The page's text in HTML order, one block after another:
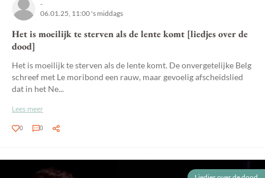
-
06.01.25, 11:00 's middags
Het is moeilijk te sterven als de lente komt [liedjes over de
dood]
Het is moeilijk te sterven als de lente komt. De onvergetelijke Belg
schreef met Le moribond een rauw, maar gevoelig afscheidslied
dat in het Ne...
Lees meer
0 0